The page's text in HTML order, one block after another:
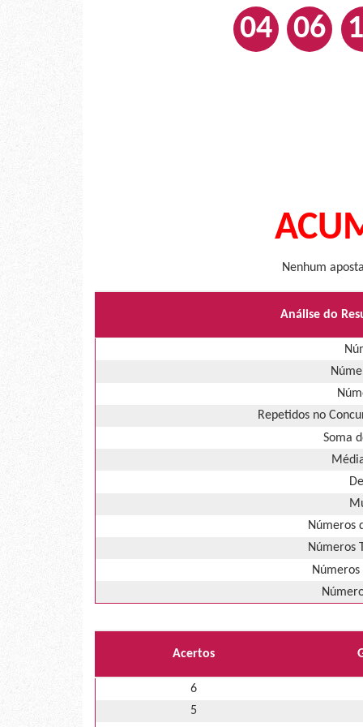
04 06
Nenhum
Análise do
Repetidos no
Soma
Números
Números
Acertos
6
5